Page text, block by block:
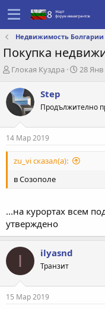
Недвижимость Болгарии
Покупка
А
т
о
р
е
м
Глокая Куздра
Д
с
н
28 Янв
Step
Продължително
14 Мар 2019
zu_vi сказал(а):
в Созополе
...на курортах всем
утверждено
I ilyasnd
Транзит
15 Мар 2019